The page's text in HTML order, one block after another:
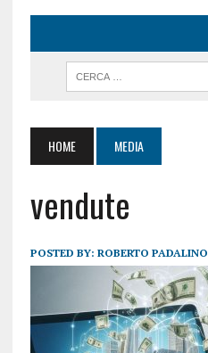
HOME MEDIA
vendute
POSTED BY: ROBERTO PADALINO